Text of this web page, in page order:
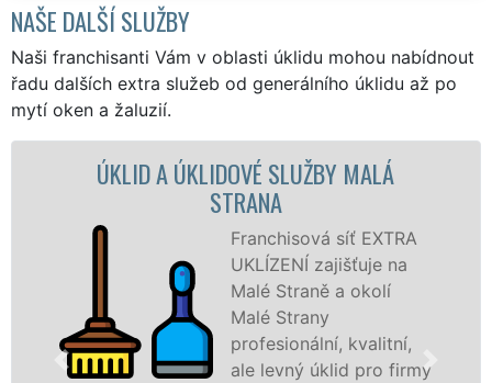
NAŠE DALŠÍ SLUŽBY
Naši franchisanti Vám v oblasti úklidu mohou nabídnout
řadu dalších extra služeb od generálního úklidu až po
mytí oken a žaluzií.
SLUŽBY MALÁ
síť EXTRA
zajišťuje na
Strany
kvalitní,
levný úklid pro firmy
ÚKLIDOVÁ